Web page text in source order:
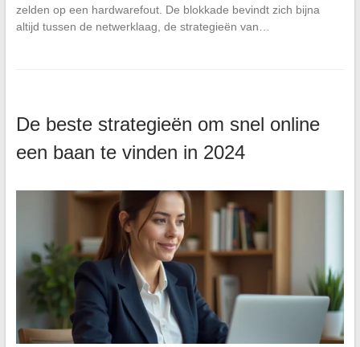
zelden op een hardwarefout. De blokkade bevindt zich bijna
altijd tussen de netwerklaag, de strategieën van…
De beste strategieën om snel online
een baan te vinden in 2024